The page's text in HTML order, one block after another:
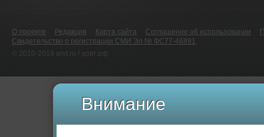
О проекте Редакция Карта сайта Соглашение об использовании
Свидетельство о регистрации СМИ Эл № ФС77-46891
© 2010-2019 arvt.ru / арвт.рф
Внимание